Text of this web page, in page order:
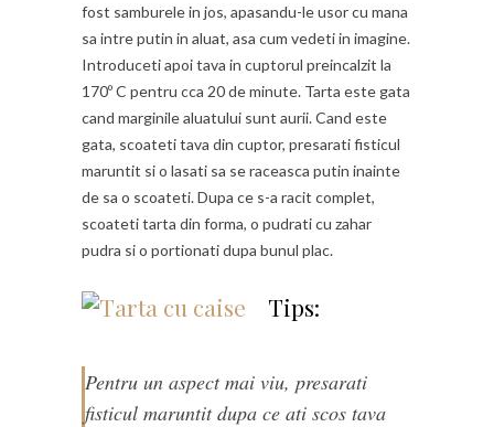
fost samburele in jos, apasandu-le usor cu mana
sa intre putin in aluat, asa cum vedeti in imagine.
Introduceti apoi tava in cuptorul preincalzit la
170º C pentru cca 20 de minute. Tarta este gata
cand marginile aluatului sunt aurii. Cand este
gata, scoateti tava din cuptor, presarati fisticul
maruntit si o lasati sa se raceasca putin inainte
de sa o scoateti. Dupa ce s-a racit complet,
scoateti tarta din forma, o pudrati cu zahar
pudra si o portionati dupa bunul plac.
Tips:
Pentru un aspect mai viu, presarati
fisticul maruntit dupa ce ati scos tava